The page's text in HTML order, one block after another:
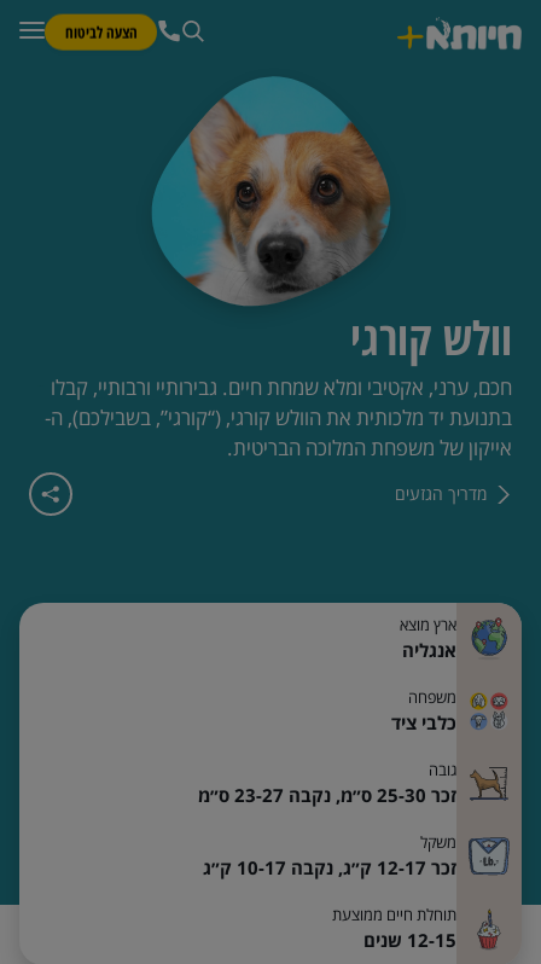
הצעה לביטוח
וולש קורגי
חכם, ערני, אקטיבי ומלא שמחת חיים. גבירותיי ורבותיי, קבלו
בתנועת יד מלכותית את הוולש קורגי, (“קורגי”, בשבילכם), ה-
אייקון של משפחת המלוכה הבריטית.
מדריך הגזעים
ארץ מוצא
אנגליה
משפחה
כלבי ציד
גובה
זכר 25-30 ס״מ, נקבה 23-27 ס״מ
משקל
זכר 12-17 ק״ג, נקבה 10-17 ק״ג
תוחלת חיים ממוצעת
12-15 שנים